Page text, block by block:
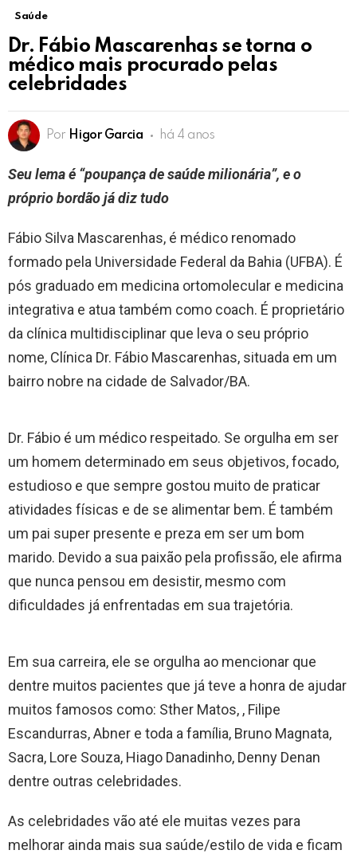
Saúde
Dr. Fábio Mascarenhas se torna o
médico mais procurado pelas
celebridades
Por Higor Garcia há 4 anos
​Seu lema é “poupança de saúde milionária”, e o
próprio bordão já diz tudo
Fábio Silva Mascarenhas, é médico renomado
formado pela Universidade Federal da Bahia (UFBA). É
pós graduado em medicina ortomolecular e medicina
integrativa e atua também como coach. É proprietário
da clínica multidisciplinar que leva o seu próprio
nome, Clínica Dr. Fábio Mascarenhas, situada em um
bairro nobre na cidade de Salvador/BA.
​Dr. Fábio é um médico respeitado. Se orgulha em ser
um homem determinado em seus objetivos, focado,
estudioso e que sempre gostou muito de praticar
atividades físicas e de se alimentar bem. É também
um pai super presente e preza em ser um bom
marido. Devido a sua paixão pela profissão, ele afirma
que nunca pensou em desistir, mesmo com
dificuldades já enfrentadas em sua trajetória.
​Em sua carreira, ele se orgulha ao mencionar que
dentre muitos pacientes que já teve a honra de ajudar
muitos famosos como: Sther Matos, , Filipe
Escandurras, Abner e toda a família, Bruno Magnata,
Sacra, Lore Souza, Hiago Danadinho, Denny Denan
dentre outras celebridades.​
As celebridades vão até ele muitas vezes para
melhorar ainda mais sua saúde/estilo de vida e ficam